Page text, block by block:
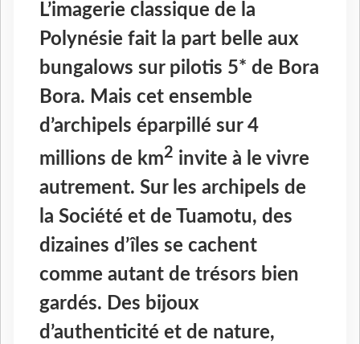
L’imagerie classique de la
Polynésie fait la part belle aux
bungalows sur pilotis 5* de Bora
Bora. Mais cet ensemble
d’archipels éparpillé sur 4
millions de km2 invite à le vivre
autrement. Sur les archipels de
la Société et de Tuamotu, des
dizaines d’îles se cachent
comme autant de trésors bien
gardés. Des bijoux
d’authenticité et de nature,